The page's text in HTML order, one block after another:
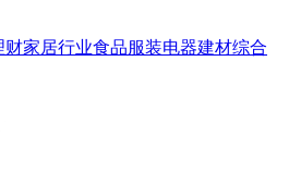
财家居行业食品服装电器建材综合